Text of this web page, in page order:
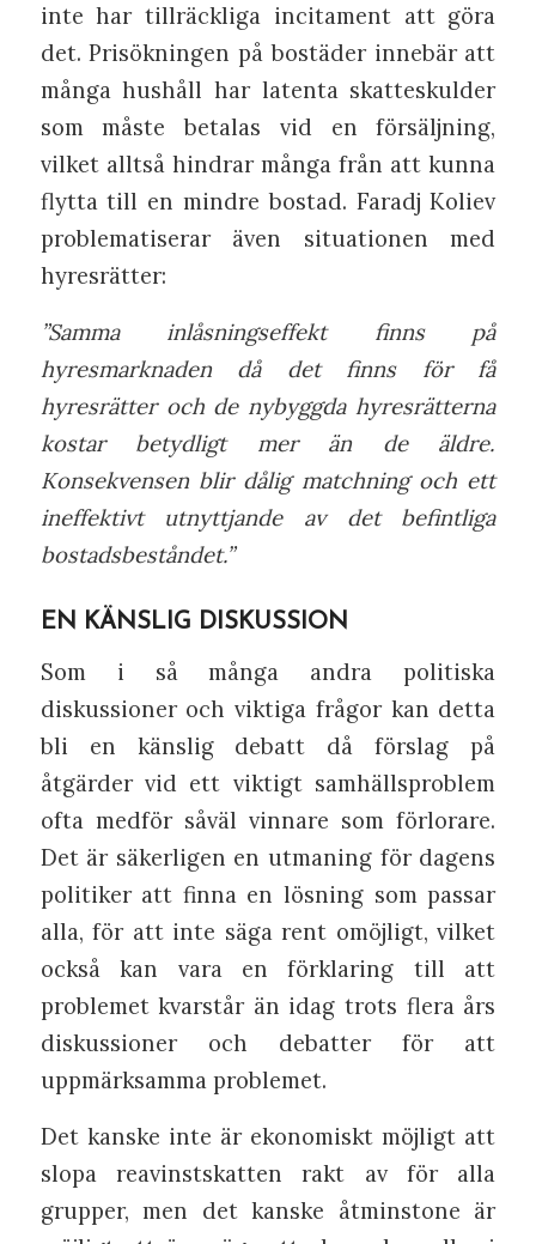
inte har tillräckliga incitament att göra
det. Prisökningen på bostäder innebär att
många hushåll har latenta skatteskulder
som måste betalas vid en försäljning,
vilket alltså hindrar många från att kunna
flytta till en mindre bostad. Faradj Koliev
problematiserar även situationen med
hyresrätter:
”Samma inlåsningseffekt finns på
hyresmarknaden då det finns för få
hyresrätter och de nybyggda hyresrätterna
kostar betydligt mer än de äldre.
Konsekvensen blir dålig matchning och ett
ineffektivt utnyttjande av det befintliga
bostadsbeståndet.”
EN KÄNSLIG DISKUSSION
Som i så många andra politiska
diskussioner och viktiga frågor kan detta
bli en känslig debatt då förslag på
åtgärder vid ett viktigt samhällsproblem
ofta medför såväl vinnare som förlorare.
Det är säkerligen en utmaning för dagens
politiker att finna en lösning som passar
alla, för att inte säga rent omöjligt, vilket
också kan vara en förklaring till att
problemet kvarstår än idag trots flera års
diskussioner och debatter för att
uppmärksamma problemet.
Det kanske inte är ekonomiskt möjligt att
slopa reavinstskatten rakt av för alla
grupper, men det kanske åtminstone är